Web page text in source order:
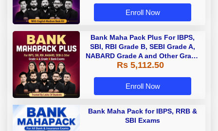
Enroll Now
Bank Maha Pack Plus For IBPS,
SBI, RBI Grade B, SEBI Grade A,
NABARD Grade A and Other Grade
A & Grade B Bank Exams
Rs 5,112.50
Enroll Now
Bank Maha Pack for IBPS, RRB &
SBI Exams